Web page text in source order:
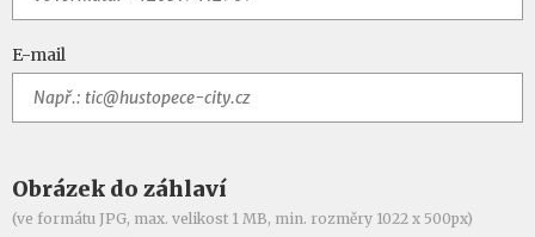
E-mail
Obrázek do záhlaví
(ve formátu JPG, max. velikost 1 MB, min. rozměry 1022 x 500px)